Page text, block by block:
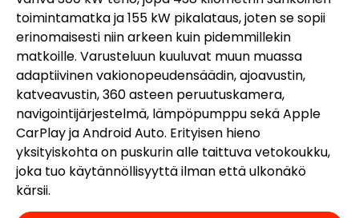
toimintamatka ja 155 kW pikalataus, joten se sopii
erinomaisesti niin arkeen kuin pidemmillekin
matkoille. Varusteluun kuuluvat muun muassa
adaptiivinen vakionopeudensäädin, ajoavustin,
katveavustin, 360 asteen peruutuskamera,
navigointijärjestelmä, lämpöpumppu sekä Apple
CarPlay ja Android Auto. Erityisen hieno
yksityiskohta on puskurin alle taittuva vetokoukku,
joka tuo käytännöllisyyttä ilman että ulkonäkö
kärsii.